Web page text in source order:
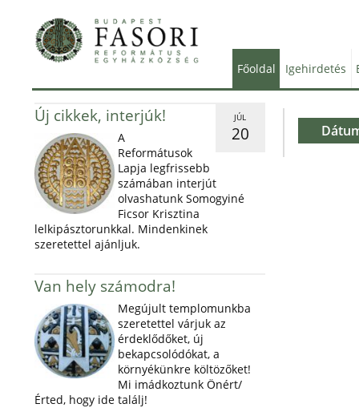
Főoldal Igehirdetés
JÚL
20
Új cikkek, interjúk!
A
Reformátusok
Lapja legfrissebb
számában interjút
olvashatunk Somogyiné
Ficsor Krisztina
lelkipásztorunkkal. Mindenkinek
szeretettel ajánljuk.
Van hely számodra!
Megújult templomunkba
szeretettel várjuk az
érdeklődőket, új
bekapcsolódókat, a
környékünkre költözőket!
Mi imádkoztunk Önért/
Érted, hogy ide találj!